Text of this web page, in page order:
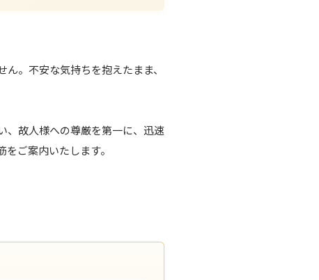
。不安な気持ちを抱えたまま、
、故人様への尊厳を第一に、迅速
ご案内いたします。